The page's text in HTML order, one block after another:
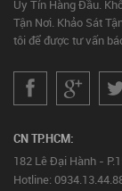
Uy Tín Hàng Đầu.
Tận Nơi. Khảo Sát
tôi để được tư vấn
CN TP.HCM:
182 Lê Đại Hành -
Hotline: